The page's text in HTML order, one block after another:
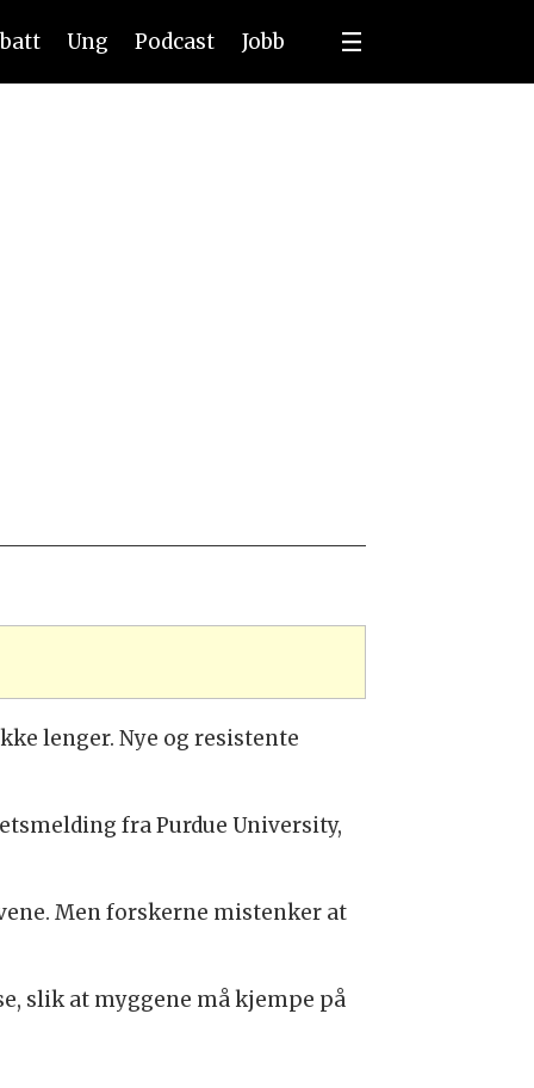
Ung Podcast Jobb
lenger. Nye og resistente
fra Purdue University,
Men forskerne mistenker at
slik at myggene må kjempe på